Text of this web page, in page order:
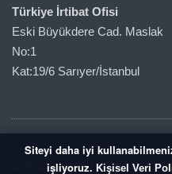
Türkiye İrtibat Ofisi
Eski Büyükdere Cad. Maslak
No:1
Kat:19/6 Sarıyer/İstanbul
Startup Hukuku 2018 | Her
Siteyi daha iyi
işliyoruz. Kişisel Veri